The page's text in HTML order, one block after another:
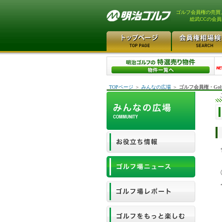
ゴルフ会員権の売
総武CCの会
TOPページ ＞ みんなの広場 ＞ ゴルフ会員権・